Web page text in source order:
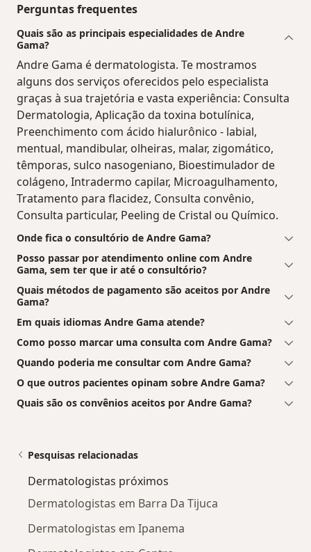
Perguntas frequentes
Quais são as principais especialidades de Andre
Gama?
Andre Gama é dermatologista. Te mostramos
alguns dos serviços oferecidos pelo especialista
graças à sua trajetória e vasta experiência: Consulta
Dermatologia, Aplicação da toxina botulínica,
Preenchimento com ácido hialurônico - labial,
mentual, mandibular, olheiras, malar, zigomático,
têmporas, sulco nasogeniano, Bioestimulador de
colágeno, Intradermo capilar, Microagulhamento,
Tratamento para flacidez, Consulta convênio,
Consulta particular, Peeling de Cristal ou Químico.
Onde fica o consultório de Andre Gama?
Posso passar por atendimento online com Andre
Gama, sem ter que ir até o consultório?
Quais métodos de pagamento são aceitos por Andre
Gama?
Em quais idiomas Andre Gama atende?
Como posso marcar uma consulta com Andre Gama?
Quando poderia me consultar com Andre Gama?
O que outros pacientes opinam sobre Andre Gama?
Quais são os convênios aceitos por Andre Gama?
Pesquisas relacionadas
Dermatologistas próximos
Dermatologistas em Barra Da Tijuca
Dermatologistas em Ipanema